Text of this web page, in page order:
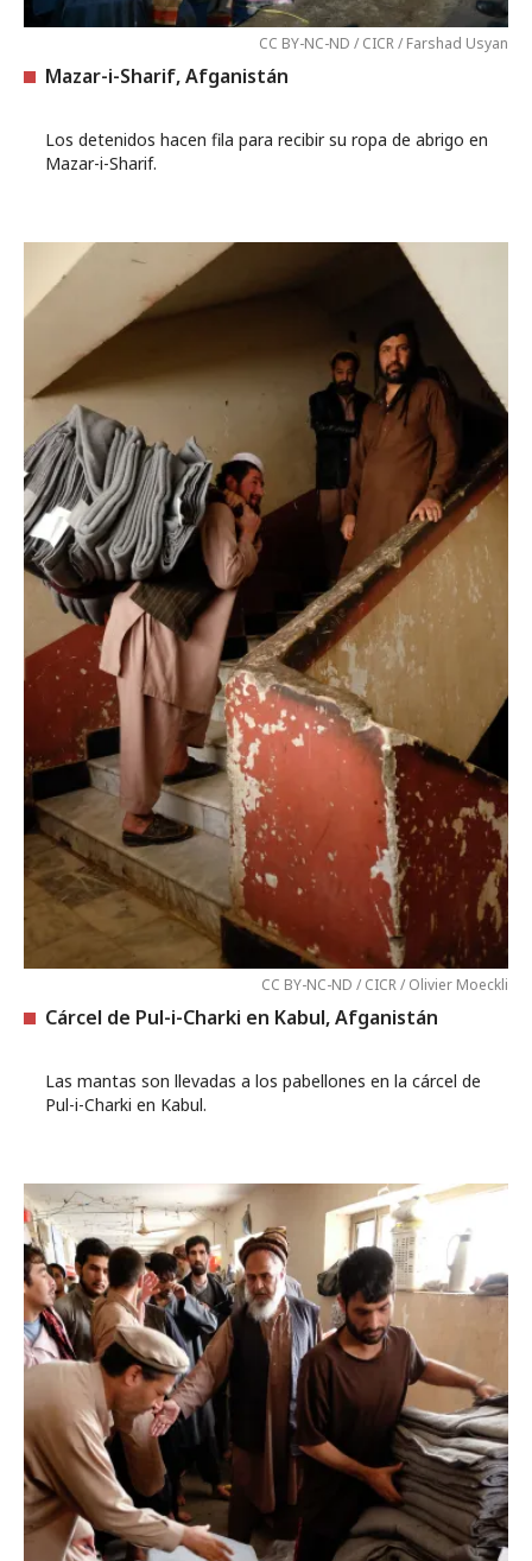
CC BY-NC-ND / CICR / Farshad Usyan
Mazar-i-Sharif, Afganistán
Los detenidos hacen fila para recibir su ropa de abrigo en
Mazar-i-Sharif.
CC BY-NC-ND / CICR / Olivier Moeckli
Cárcel de Pul-i-Charki en Kabul, Afganistán
Las mantas son llevadas a los pabellones en la cárcel de
Pul-i-Charki en Kabul.